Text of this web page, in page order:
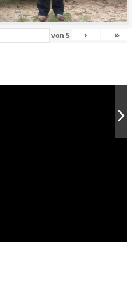
von 5 › »